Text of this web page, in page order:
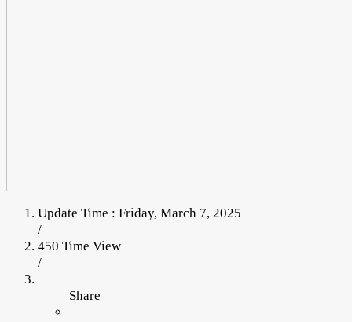
Update Time : Friday, March 7, 2025
/
450 Time View
/
Share